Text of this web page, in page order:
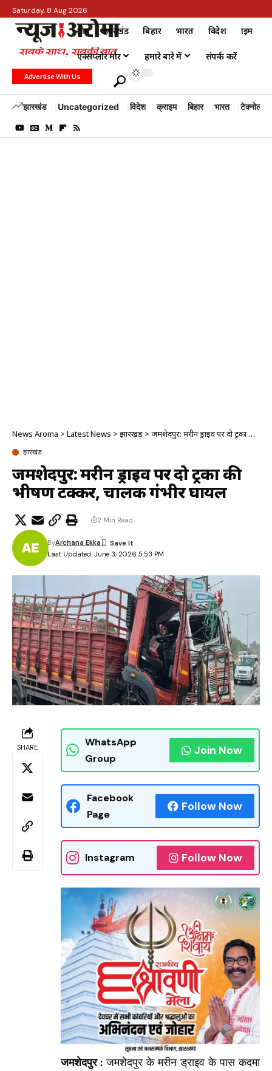
Saturday, 8 Aug 2026
होम झारखंड बिहार भारत विदेश क्राइम
एक्सप्लोर मोर हमारे बारे में संपर्क करें
Advertise With Us
झारखंड Uncategorized विदेश क्राइम बिहार भारत टेक्नोलॉजी
News Aroma > Latest News > झारखंड > जमशेदपुर: मरीन ड्राइव पर दो ट्रकों की भीषण टक्कर, चालक गंभीर घायल
झारखंड
जमशेदपुर: मरीन ड्राइव पर दो ट्रकों की
भीषण टक्कर, चालक गंभीर घायल
Last Updated: June 3, 2026 5:53 PM
ByArchana Ekka
2 Min Read
SHARE
WhatsApp
Group
Join Now
Facebook
Page
Follow Now
Instagram Follow Now
जमशेदपुर : जमशेदपुर के मरीन ड्राइव के पास कदमा